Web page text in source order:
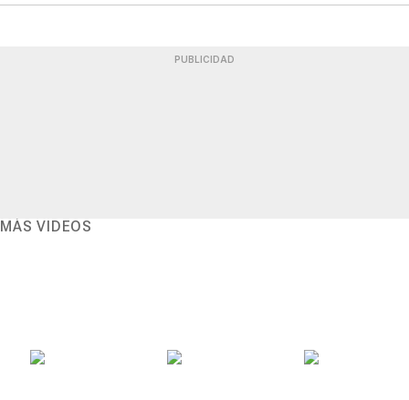
PUBLICIDAD
MÁS VIDEOS